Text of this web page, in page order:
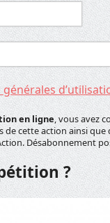
en ligne, vous avez
cette action ainsi que
Désabonnement
?